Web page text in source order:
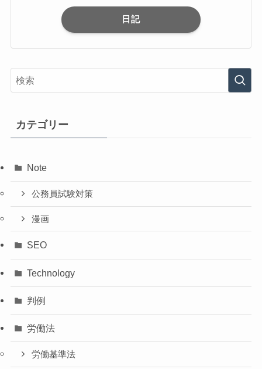
日記
カテゴリー
Note
公務員試験対策
漫画
SEO
Technology
判例
労働法
労働基準法